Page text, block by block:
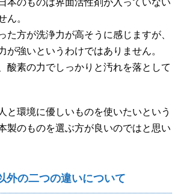
ん。
た方が洗浄力が高そうに感じますが、
が強いというわけではありません。
酸素の力でしっかりと汚れを落として
と環境に優しいものを使いたいという
製のものを選ぶ方が良いのではと思い
外の二つの違いについて